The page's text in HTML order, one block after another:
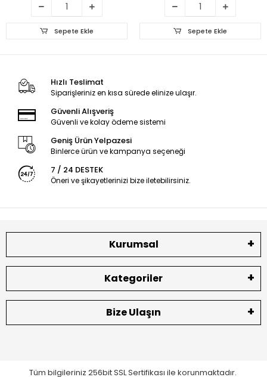
Sepete Ekle Sepete Ekle
Hızlı Teslimat
Siparişleriniz en kısa sürede elinize ulaşır.
Güvenli Alışveriş
Güvenli ve kolay ödeme sistemi
Geniş Ürün Yelpazesi
Binlerce ürün ve kampanya seçeneği
7 / 24 DESTEK
Öneri ve şikayetlerinizi bize iletebilirsiniz.
Kurumsal
Kategoriler
Bize Ulaşın
Tüm bilgileriniz 256bit SSL Sertifikası ile korunmaktadır.